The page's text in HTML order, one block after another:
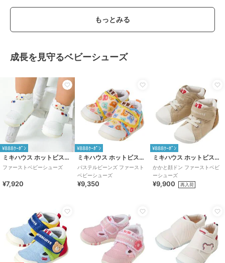
もっとみる
成長を見守るベビーシューズ
¥888ｸｰﾎﾟﾝ
ミキハウス ホットビスケッツ
ファーストベビーシューズ
¥7,920
¥888ｸｰﾎﾟﾝ
ミキハウス ホットビスケッツ
パステルビーンズ ファースト
ベビーシューズ
¥9,350
¥888ｸｰﾎﾟﾝ
ミキハウス ホットビスケッツ
かかと顔ドン ファーストベビ
ーシューズ
¥9,900 再入荷